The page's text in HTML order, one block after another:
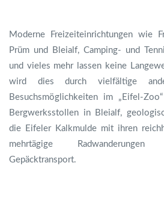
Moderne Freizeiteinrichtungen wie
Prüm und Bleialf, Camping- und
und vieles mehr lassen keine
wird dies durch vielfältige
Besuchsmöglichkeiten im „Eifel-
Bergwerksstollen in Bleialf,
die Eifeler Kalkmulde mit ihren
mehrtägige
Gepäcktransport.